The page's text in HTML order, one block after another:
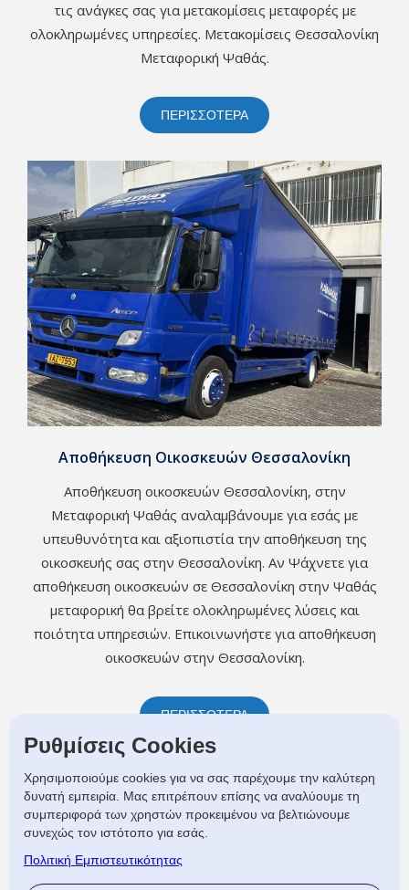
τις ανάγκες σας για μετακομίσεις μεταφορές με
ολοκληρωμένες υπηρεσίες. Μετακομίσεις Θεσσαλονίκη
Μεταφορική Ψαθάς.
ΠΕΡΙΣΣΟΤΕΡΑ
Αποθήκευση Οικοσκευών Θεσσαλονίκη
Αποθήκευση οικοσκευών Θεσσαλονίκη, στην
Μεταφορική Ψαθάς αναλαμβάνουμε για εσάς με
υπευθυνότητα και αξιοπιστία την αποθήκευση της
οικοσκευής σας στην Θεσσαλονίκη. Αν Ψάχνετε για
αποθήκευση οικοσκευών σε Θεσσαλονίκη στην Ψαθάς
μεταφορική θα βρείτε ολοκληρωμένες λύσεις και
ποιότητα υπηρεσιών. Επικοινωνήστε για αποθήκευση
οικοσκευών στην Θεσσαλονίκη.
ΠΕΡΙΣΣΟΤΕΡΑ
Ρυθμίσεις Cookies
Χρησιμοποιούμε cookies για να σας παρέχουμε την καλύτερη
δυνατή εμπειρία. Μας επιτρέπουν επίσης να αναλύουμε τη
συμπεριφορά των χρηστών προκειμένου να βελτιώνουμε
συνεχώς τον ιστότοπο για εσάς.
Πολιτική Εμπιστευτικότητας